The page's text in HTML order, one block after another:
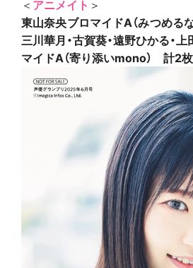
＜ アニメイト ＞
東山奈央ブロマイドA（みつめる
三川華月・古賀葵・遠野ひかる・
マイドA（寄り添いmono） 計2